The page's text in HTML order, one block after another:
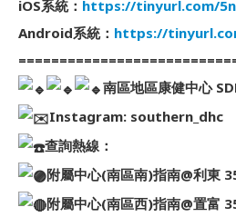
iOS系統： https://tinyurl.com/
Android系統： https://
南區地區康健中心
Instagram: southern_dhc
查詢熱線：
附屬中心(南區南)指南@利東
附屬中心(南區西)指南@置富